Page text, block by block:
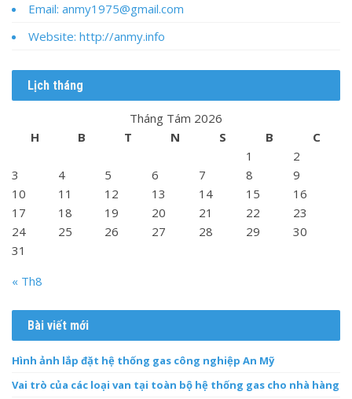
Email: anmy1975@gmail.com
Website: http://anmy.info
Lịch tháng
Tháng Tám 2026
H
B T N S B
C
1
2
3
4 5 6 7 8
9
10
11 12 13 14 15
16
17
18 19 20 21 22
23
24
25 26 27 28 29
30
31
« Th8
Bài viết mới
Hình ảnh lắp đặt hệ thống gas công nghiệp An Mỹ
Vai trò của các loại van tại toàn bộ hệ thống gas cho nhà hàng